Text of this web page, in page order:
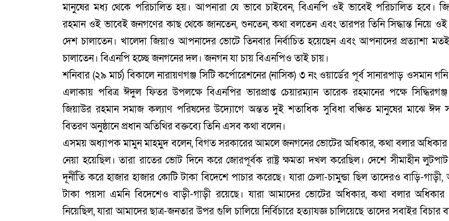
মানুষের মধ্য থেকে পরিচালিত হয়। আপনারা যে ভাবে চাইবেন, বিএনপি ওই ভাবেই পরিচালিত হবে।
রহমান ওই ভাবেই জনগণের কাছ থেকে জানতেন, শুনতেন, কথা বলতেন এবং তারপর তিনি সিদ্ধান্ত নিয়ে ওই
দেশ চালাতেন। খালেদা জিয়াও আপনাদের ভোটে তিনবার নির্বাচিত হয়েছেন এবং আপনাদের প্রত্যাশা
চালাতেন। বিএনপি হচ্ছে জনগনের দল। জনগন যা চায় বিএনপিও তাই চায়।
শনিবার (২৯ মার্চ) বিকালে নারায়ণগঞ্জ সিটি কর্পোরেশনের (নাসিক) ৩ নং ওয়ার্ডের পূর্ব সানারপাড় ওসমান
এলাকায় পবিত্র ঈদুল ফিতর উপলক্ষে বিএনপির ভারপ্রাপ্ত চেয়ারম্যান তারেক রহমানের পক্ষে সিদ্ধিরগঞ্জ
জিয়াউর রহমান সমাজ কল্যাণ পরিষদের উদ্যোগে অন্তত দুই শতাধিক সুবিধা বঞ্চিত মানুষের মাঝে ঈদ
বিতরণ অনুষ্ঠানে প্রধান অতিথির বক্তব্যে তিনি এসব কথা বলেন।
এসময় অধ্যাপক মামুন মাহমুদ বলেন, বিগত সরকারের আমলে জনগনের ভোটের অধিকার, কথা বলার অধিকার
নেয়া হয়েছিল। তারা রাতের ভোট দিনে করে জোরপূর্বক রাষ্ট্র ক্ষমতা দখল করেছিল। দেশে সীমাহীন
দূর্নীতি করে হাজার হাজার কোটি টাকা বিদেশে পাচার করেছে। যারা চেলা-চামুন্ডা ছিল তাদেরও বাড়ি-
টাকা পয়সা এমনি বিদেশেও বাড়ী-গাড়ী রয়েছে। যারা আমাদের ভোটের অধিকার, কথা বলার অধিকার
নিয়েছিল, যারা আমাদের ছাত্র-জনতার উপর গুলি চালিয়ে নির্বিচারে হত্যাযজ্ঞ চালিয়েছে তাদের সবাইর বিচার